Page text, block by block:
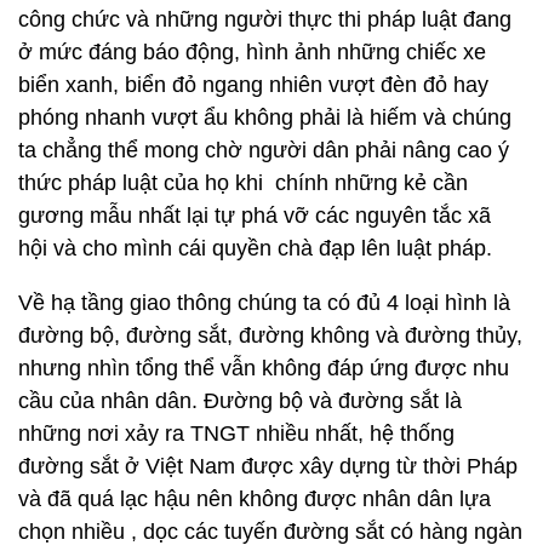
công chức và những người thực thi pháp luật đang
ở mức đáng báo động, hình ảnh những chiếc xe
biển xanh, biển đỏ ngang nhiên vượt đèn đỏ hay
phóng nhanh vượt ẩu không phải là hiếm và chúng
ta chẳng thể mong chờ người dân phải nâng cao ý
thức pháp luật của họ khi chính những kẻ cần
gương mẫu nhất lại tự phá vỡ các nguyên tắc xã
hội và cho mình cái quyền chà đạp lên luật pháp.
Về hạ tầng giao thông chúng ta có đủ 4 loại hình là
đường bộ, đường sắt, đường không và đường thủy,
nhưng nhìn tổng thể vẫn không đáp ứng được nhu
cầu của nhân dân. Đường bộ và đường sắt là
những nơi xảy ra TNGT nhiều nhất, hệ thống
đường sắt ở Việt Nam được xây dựng từ thời Pháp
và đã quá lạc hậu nên không được nhân dân lựa
chọn nhiều , dọc các tuyến đường sắt có hàng ngàn